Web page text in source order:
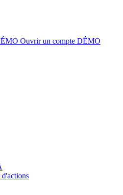
Ouvrir un compte DÉMO